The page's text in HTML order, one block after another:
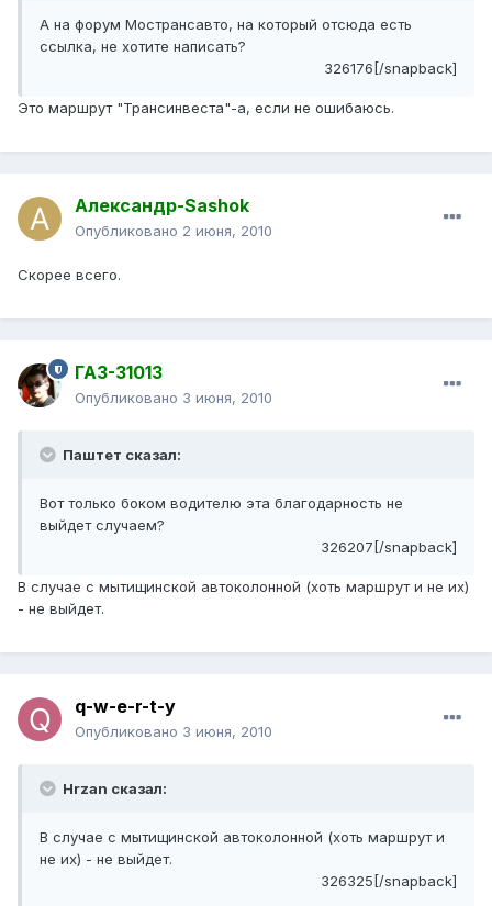
А на форум Мострансавто, на который отсюда есть
ссылка, не хотите написать?
326176[/snapback]
Это маршрут "Трансинвеста"-а, если не ошибаюсь.
Александр-Sashok
Опубликовано 2 июня, 2010
Скорее всего.
ГАЗ-31013
Опубликовано 3 июня, 2010
Паштет сказал:
Вот только боком водителю эта благодарность не
выйдет случаем?
326207[/snapback]
В случае с мытищинской автоколонной (хоть маршрут и не их)
- не выйдет.
q-w-e-r-t-y
Опубликовано 3 июня, 2010
Hrzan сказал:
В случае с мытищинской автоколонной (хоть маршрут и
не их) - не выйдет.
326325[/snapback]